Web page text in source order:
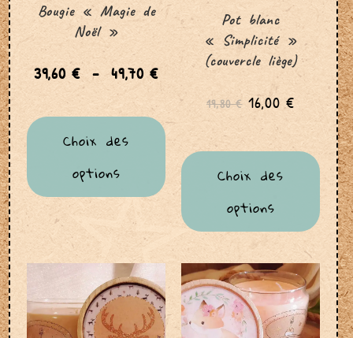
Bougie « Magie de
Noël »
39,60€ – 49,70€
Choix des
options
Pot blanc
« Simplicité »
(couvercle liège)
19,80€ 16,00€
Choix des
options